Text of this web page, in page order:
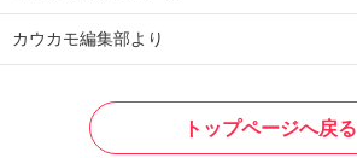
カウカモ編集部より
トップページへ戻る